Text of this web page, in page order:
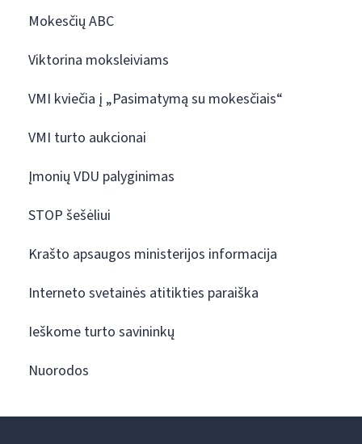
Mokesčių ABC
Viktorina moksleiviams
VMI kviečia į „Pasimatymą su mokesčiais“
VMI turto aukcionai
Įmonių VDU palyginimas
STOP šešėliui
Krašto apsaugos ministerijos informacija
Interneto svetainės atitikties paraiška
Ieškome turto savininkų
Nuorodos